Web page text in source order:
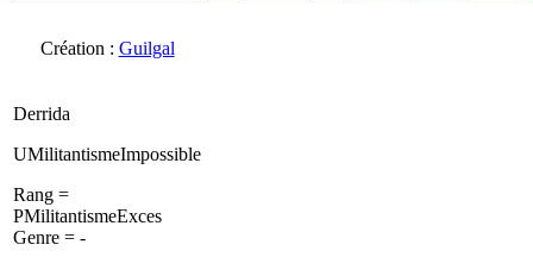
Création : Guilgal
Derrida
UMilitantismeImpossible
Rang =
PMilitantismeExces
Genre = -